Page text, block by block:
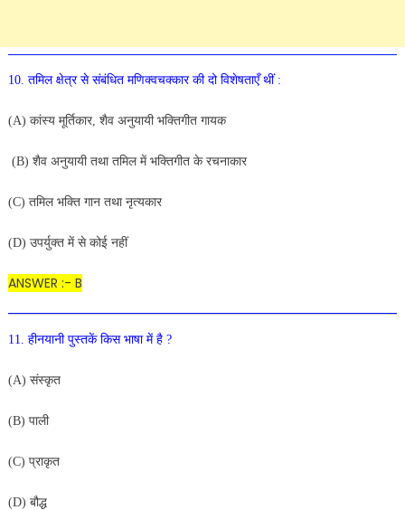
10. तमिल क्षेत्र से संबंधित मणिक्वचक्कार की दो विशेषताएँ थीं :
(A) कांस्य मूर्तिकार, शैव अनुयायी भक्तिगीत गायक
(B) शैव अनुयायी तथा तमिल में भक्तिगीत के रचनाकार
(C) तमिल भक्ति गान तथा नृत्यकार
(D) उपर्युक्त में से कोई नहीं
ANSWER :- B
11. हीनयानी पुस्तकें किस भाषा में है ?
(A) संस्कृत
(B) पाली
(C) प्राकृत
(D) बौद्ध